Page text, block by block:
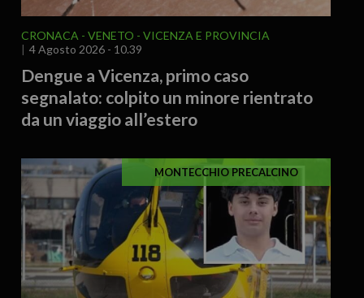
CRONACA VENETO
VICENZA E PROVINCIA
4 Agosto 2026 - 10.39
Dengue a Vicenza, primo caso
segnalato: colpito un minore rientrato
da un viaggio all’estero
MONTECCHIO PRECALCINO